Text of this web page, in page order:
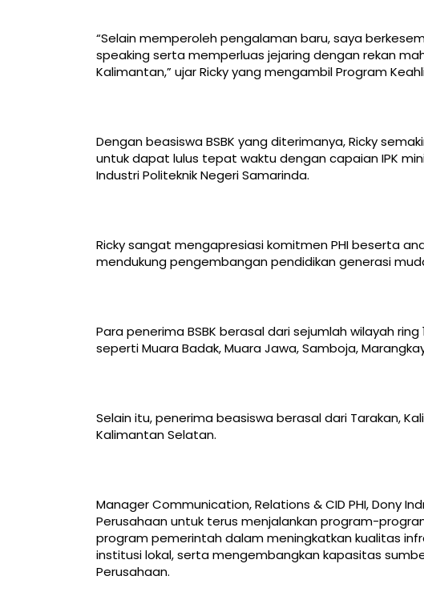
“Selain memperoleh pengalaman baru, saya
speaking serta memperluas jejaring dengan rekan
Kalimantan,” ujar Ricky yang mengambil Program
Dengan beasiswa BSBK yang diterimanya, Ricky
untuk dapat lulus tepat waktu dengan capaian IPK
Industri Politeknik Negeri Samarinda.
Ricky sangat mengapresiasi komitmen PHI beserta
mendukung pengembangan pendidikan generasi
Para penerima BSBK berasal dari sejumlah wilayah
seperti Muara Badak, Muara Jawa, Samboja,
Selain itu, penerima beasiswa berasal dari Tarakan,
Kalimantan Selatan.
Manager Communication, Relations & CID PHI, Dony
Perusahaan untuk terus menjalankan program-
program pemerintah dalam meningkatkan kualitas
institusi lokal, serta mengembangkan kapasitas
Perusahaan.